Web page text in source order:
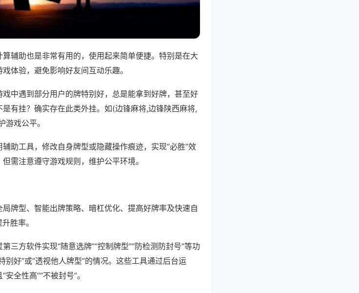
辅助也是非常有用的，使用起来简单便捷。特别是在大
体验，避免影响好友间互动乐趣。
中遇到部分用户的牌特别好，总是能拿到好牌，甚至好
有挂？确实存在此类外挂。如(边锋麻将,边锋陕西麻将,
戏公平。
助工具，修改自身牌型或隐藏操作痕迹，实现“必胜”效
需注意遵守游戏规则，维护公平环境。
牌型、智能出牌策略、暗杠优化、提高好牌率及快速自
胜率。
三方软件实现“随意选牌”“控制牌型”“防检测防封号”等功
别好”或“透视他人牌型”的情况。这些工具通过后台运
全性高”“不被封号”。